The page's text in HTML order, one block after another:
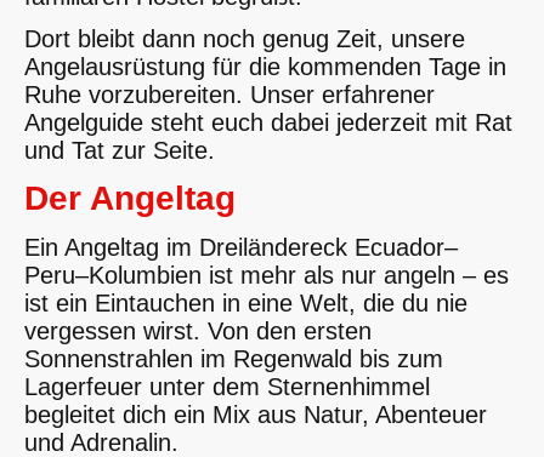
Dort bleibt dann noch genug Zeit, unsere
Angelausrüstung für die kommenden Tage in
Ruhe vorzubereiten. Unser erfahrener
Angelguide steht euch dabei jederzeit mit Rat
und Tat zur Seite.
Der Angeltag
Ein Angeltag im Dreiländereck Ecuador–
Peru–Kolumbien ist mehr als nur angeln – es
ist ein Eintauchen in eine Welt, die du nie
vergessen wirst. Von den ersten
Sonnenstrahlen im Regenwald bis zum
Lagerfeuer unter dem Sternenhimmel
begleitet dich ein Mix aus Natur, Abenteuer
und Adrenalin.